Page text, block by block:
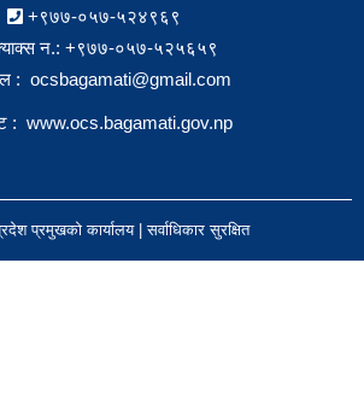
+९७७-०५७-५२४९६९
न.: +९७७-०५७-५२५६५९
: ocsbagamati@gmail.com
: www.ocs.bagamati.gov.np
प्रमुखको कार्यालय | सर्वाधिकार सुरक्षित